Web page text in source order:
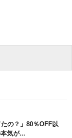
の？」80％OFF以
気が...